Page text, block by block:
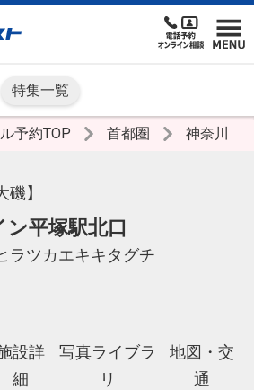
特集一覧
予約TOP 首都圏 神奈川
】
平塚駅北口
ラツカエキキタグチ
設詳
細
写真ライブラ
リ
地図・交
通